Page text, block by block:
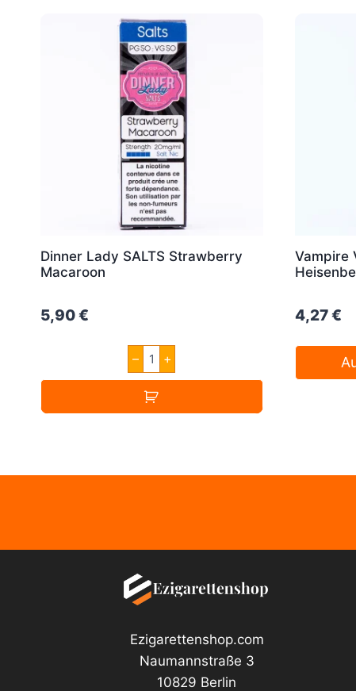
Dinner Lady SALTS Strawberry
Macaroon
5,90€
–
Dinner
Lady
SALTS
Strawberry
Macaroon
Menge
+
Vampire
4,27€
Ezigarettenshop.com
Naumannstraße 3
10829 Berlin